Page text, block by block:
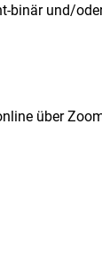
binär und/
über